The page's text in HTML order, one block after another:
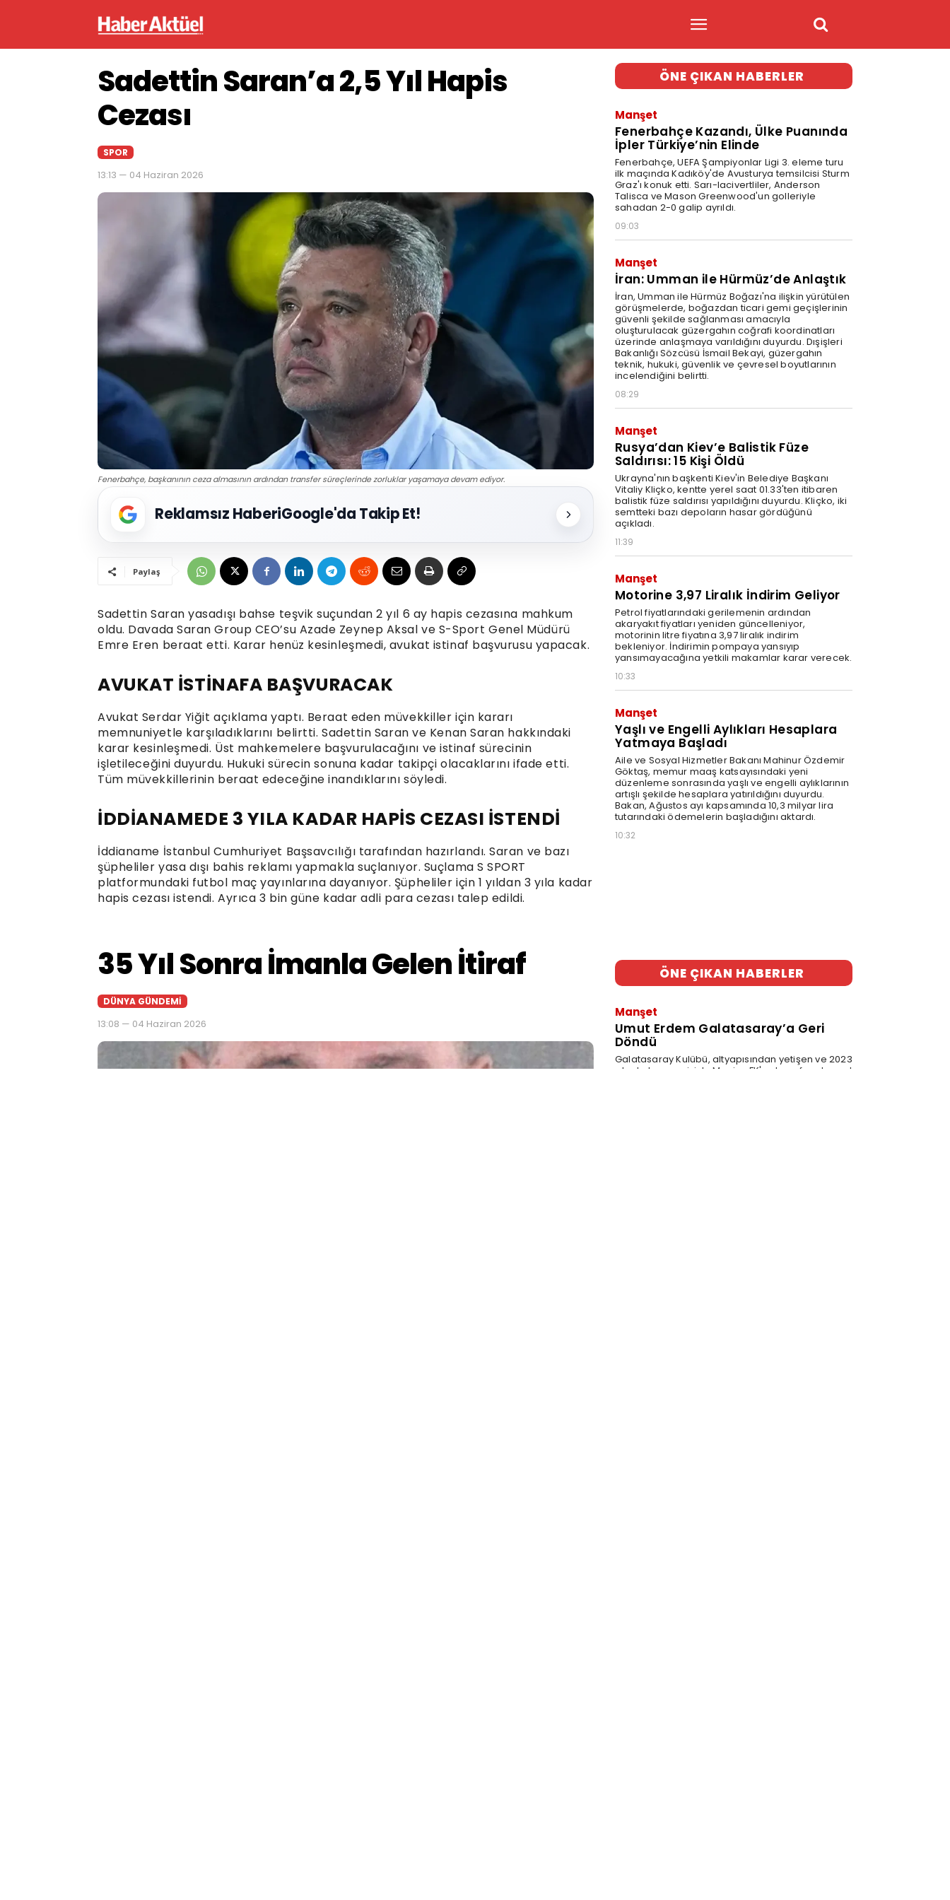
Sadettin Saran’a 2,5 Yıl Hapis
Cezası
SPOR
13:13 — 04 Haziran 2026
Fenerbahçe, başkanının ceza almasının ardından transfer süreçlerinde zorluklar yaşamaya devam ediyor.
Reklamsız HaberiGoogle'da Takip Et!
Paylaş
Sadettin Saran yasadışı bahse teşvik suçundan 2 yıl 6 ay hapis cezasına mahkum
oldu. Davada Saran Group CEO’su Azade Zeynep Aksal ve S-Sport Genel Müdürü
Emre Eren beraat etti. Karar henüz kesinleşmedi, avukat istinaf başvurusu yapacak.
AVUKAT İSTİNAFA BAŞVURACAK
Avukat Serdar Yiğit açıklama yaptı. Beraat eden müvekkiller için kararı
memnuniyetle karşıladıklarını belirtti. Sadettin Saran ve Kenan Saran hakkındaki
karar kesinleşmedi. Üst mahkemelere başvurulacağını ve istinaf sürecinin
işletileceğini duyurdu. Hukuki sürecin sonuna kadar takipçi olacaklarını ifade etti.
Tüm müvekkillerinin beraat edeceğine inandıklarını söyledi.
İDDİANAMEDE 3 YILA KADAR HAPİS CEZASI İSTENDİ
İddianame İstanbul Cumhuriyet Başsavcılığı tarafından hazırlandı. Saran ve bazı
şüpheliler yasa dışı bahis reklamı yapmakla suçlanıyor. Suçlama S SPORT
platformundaki futbol maç yayınlarına dayanıyor. Şüpheliler için 1 yıldan 3 yıla kadar
hapis cezası istendi. Ayrıca 3 bin güne kadar adli para cezası talep edildi.
ÖNE ÇIKAN HABERLER
Manşet
Fenerbahçe Kazandı, Ülke Puanında
İpler Türkiye’nin Elinde
Fenerbahçe, UEFA Şampiyonlar Ligi 3. eleme turu
ilk maçında Kadıköy'de Avusturya temsilcisi Sturm
Graz'ı konuk etti. Sarı-lacivertliler, Anderson
Talisca ve Mason Greenwood'un golleriyle
sahadan 2-0 galip ayrıldı.
09:03
Manşet
İran: Umman ile Hürmüz’de Anlaştık
İran, Umman ile Hürmüz Boğazı'na ilişkin yürütülen
görüşmelerde, boğazdan ticari gemi geçişlerinin
güvenli şekilde sağlanması amacıyla
oluşturulacak güzergahın coğrafi koordinatları
üzerinde anlaşmaya varıldığını duyurdu. Dışişleri
Bakanlığı Sözcüsü İsmail Bekayi, güzergahın
teknik, hukuki, güvenlik ve çevresel boyutlarının
incelendiğini belirtti.
08:29
Manşet
Rusya’dan Kiev’e Balistik Füze
Saldırısı: 15 Kişi Öldü
Ukrayna'nın başkenti Kiev'in Belediye Başkanı
Vitaliy Kliçko, kentte yerel saat 01.33'ten itibaren
balistik füze saldırısı yapıldığını duyurdu. Kliçko, iki
semtteki bazı depoların hasar gördüğünü
açıkladı.
11:39
Manşet
Motorine 3,97 Liralık İndirim Geliyor
Petrol fiyatlarındaki gerilemenin ardından
akaryakıt fiyatları yeniden güncelleniyor,
motorinin litre fiyatına 3,97 liralık indirim
bekleniyor. İndirimin pompaya yansıyıp
yansımayacağına yetkili makamlar karar verecek.
10:33
Manşet
Yaşlı ve Engelli Aylıkları Hesaplara
Yatmaya Başladı
Aile ve Sosyal Hizmetler Bakanı Mahinur Özdemir
Göktaş, memur maaş katsayısındaki yeni
düzenleme sonrasında yaşlı ve engelli aylıklarının
artışlı şekilde hesaplara yatırıldığını duyurdu.
Bakan, Ağustos ayı kapsamında 10,3 milyar lira
tutarındaki ödemelerin başladığını aktardı.
10:32